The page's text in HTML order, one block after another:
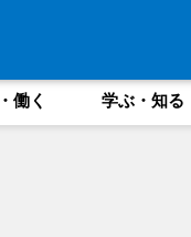
働く 学ぶ・知る